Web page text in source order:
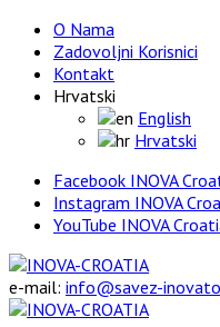
O Nama
Zadovoljni Korisnici
Kontakt
Hrvatski
English
Hrvatski
Facebook INOVA
Instagram INOVA
YouTube INOVA
e-mail: info@savez-